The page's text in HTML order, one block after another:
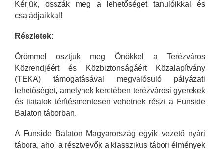
Kérjük, osszák meg a lehetőséget tanulóikkal és
családjaikkal!
Részletek:
Örömmel osztjuk meg Önökkel a Terézváros
Közrendjéért és Közbiztonságáért Közalapítvány
(TEKA) támogatásával megvalósuló pályázati
lehetőséget, amelynek keretében terézvárosi gyerekek
és fiatalok térítésmentesen vehetnek részt a Funside
Balaton táborban.
A Funside Balaton Magyarország egyik vezető nyári
tábora, ahol a résztvevők a klasszikus tábori élmények